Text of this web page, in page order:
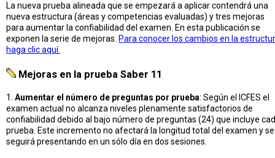
La nueva prueba alineada que se empezará a aplicar contendrá una
nueva estructura (áreas y competencias evaluadas) y tres mejoras
para aumentar la confiabilidad del examen. En esta publicación se
exponen la serie de mejoras. Para conocer los cambios en la
haga clic aquí.
Mejoras en la prueba Saber 11
1. Aumentar el número de preguntas por prueba: Según el ICFES el
examen actual no alcanza niveles plenamente satisfactorios de
confiabilidad debido al bajo número de preguntas (24) que incluye
prueba. Este incremento no afectará la longitud total del examen y se
seguirá presentando en un sólo día en dos sesiones.